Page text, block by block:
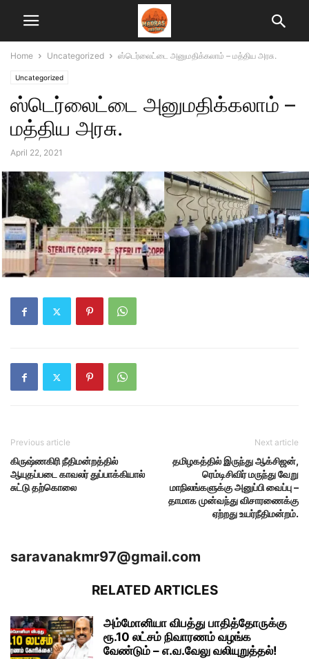
Home Uncategorized ஸ்டெர்லைட்டை அனுமதிக்கலாம் – மத்திய அரசு.
Uncategorized
ஸ்டெர்லைட்டை அனுமதிக்கலாம் –
மத்திய அரசு.
April 22, 2021
Previous article
கிருஷ்ணகிரி நீதிமன்றத்தில்
ஆயுதப்படை காவலர் துப்பாக்கியால்
சுட்டு தற்கொலை
Next article
தமிழகத்தில் இருந்து ஆக்சிஜன்,
ரெம்டிசிவிர் மருந்து வேறு
மாநிலங்களுக்கு அனுப்பி வைப்பு –
தாமாக முன்வந்து விசாரணைக்கு
ஏற்றது உயர்நீதிமன்றம்.
saravanakmr97@gmail.com
RELATED ARTICLES
அம்மோனியா விபத்து பாதித்தோருக்கு
ரூ.10 லட்சம் நிவாரணம் வழங்க
வேண்டும் – எ.வ.வேலு வலியுறுத்தல்!